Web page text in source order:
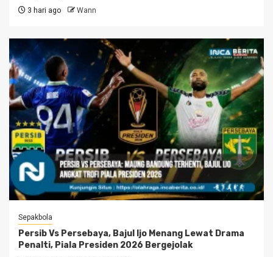
3 hari ago Wann
Sepakbola
Persib Vs Persebaya, Bajul Ijo Menang Lewat Drama
Penalti, Piala Presiden 2026 Bergejolak